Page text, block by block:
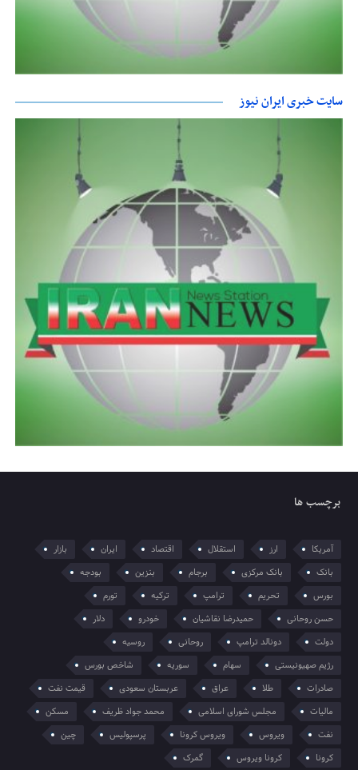
سایت خبری ایران نیوز
برچسب ها
آمریکا ارز استقلال اقتصاد ایران
بازار
بانک
بانک مرکزی برجام بنزین
بودجه
بورس
تحریم ترامپ ترکیه
تورم
حسن روحانی
حمیدرضا نقاشیان خودرو
دلار
دولت
دونالد ترامپ روحانی
روسیه
رژیم صهیونیستی
سهام سوریه
شاخص بورس
صادرات
طلا عراق عربستان سعودی
قیمت نفت
مالیات
مجلس شورای اسلامی محمد جواد ظریف
مسکن
نفت
ویروس ویروس کرونا پرسپولیس
چین
کرونا
کرونا ویروس گمرک